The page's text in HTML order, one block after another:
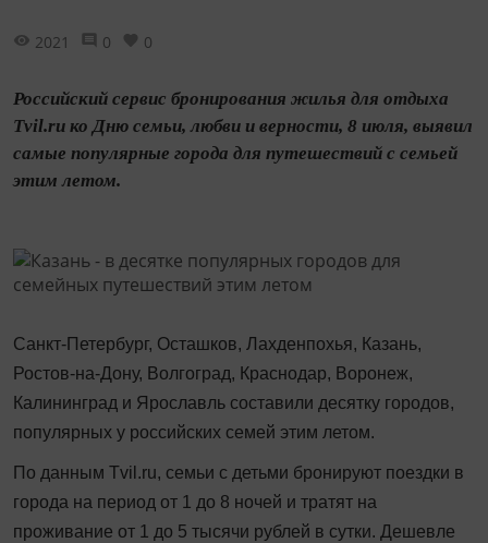
2021 0 0
Российский сервис бронирования жилья для отдыха
Tvil.ru ко Дню семьи, любви и верности, 8 июля, выявил
самые популярные города для путешествий с семьей
этим летом.
Санкт-Петербург, Осташков, Лахденпохья, Казань,
Ростов-на-Дону, Волгоград, Краснодар, Воронеж,
Калининград и Ярославль составили десятку городов,
популярных у российских семей этим летом.
По данным Tvil.ru, семьи с детьми бронируют поездки в
города на период от 1 до 8 ночей и тратят на
проживание от 1 до 5 тысячи рублей в сутки. Дешевле